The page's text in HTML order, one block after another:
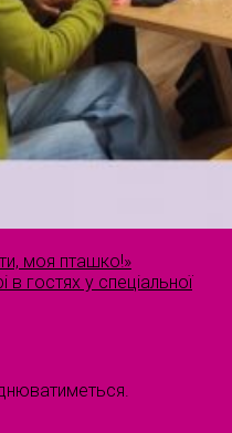
моя пташко!»
в гостях у спеціальної